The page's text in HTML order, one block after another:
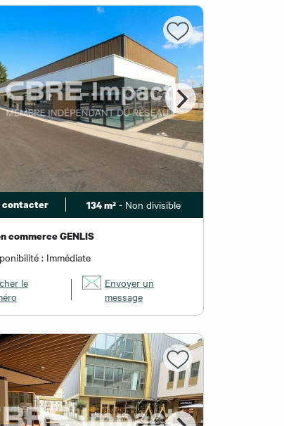
contacter 134 m² - Non divisible
commerce GENLIS
: Immédiate
le
Envoyer un
message